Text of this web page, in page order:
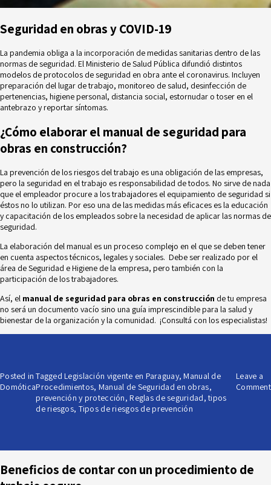
Seguridad en obras y COVID-19
La pandemia obliga a la incorporación de medidas sanitarias dentro de las
normas de seguridad. El Ministerio de Salud Pública difundió distintos
modelos deprotocolos de seguridad en obra ante el coronavirus. Incluyen
preparación del lugar de trabajo, monitoreo de salud, desinfección de
pertenencias, higiene personal, distancia social, estornudar o toser en el
antebrazo y reportar síntomas.
¿Cómo elaborar el manual de seguridad para
obras en construcción?
La prevención de los riesgos del trabajo es una obligación de las empresas,
pero la seguridad en el trabajo es responsabilidad de todos. No sirve de nada
que el empleador procure a los trabajadores el equipamiento de seguridad si
éstos no lo utilizan. Por eso una de las medidas más eficaces es la educación
y capacitación de los empleados sobre la necesidad de aplicar las normas de
seguridad.
La elaboración del manual es un proceso complejo en el que se deben tener
en cuenta aspectos técnicos, legales y sociales. Debe ser realizado por el
área deSeguridad e Higiene de la empresa, pero también con la
participación de los trabajadores.
Así, el manual de seguridad para obras en construcción de tu empresa
no será un documento vacío sino una guía imprescindible para la salud y
bienestar de la organización y la comunidad. ¡Consultá con los especialistas!
Posted in
Domótica
TaggedLegislación vigente en Paraguay,Manual de
Procedimientos, Manual de Seguridad en obras,
prevención y protección,Reglas de seguridad,tipos
de riesgos, Tipos de riesgos de prevención
Leave a
Comment
Beneficios de contar con un procedimiento de